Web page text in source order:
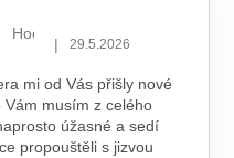
Hodnocení obchodu je 5 z 5
| 29.5.2026
mi od Vás přišly nové
Vám musím z celého
úžasné a sedí
propouštěli s jizvou